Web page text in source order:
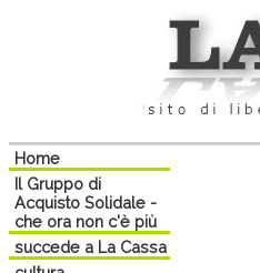
Home
Il Gruppo di
Acquisto Solidale -
che ora non c'è più
succede a La Cassa